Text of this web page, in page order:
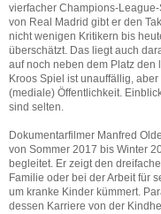
vierfacher Champions-League-
von Real Madrid gibt er den
nicht wenigen Kritikern bis
überschätzt. Das liegt auch
auf noch neben dem Platz den
Kroos Spiel ist unauffällig,
(mediale) Öffentlichkeit.
sind selten.
Dokumentarfilmer Manfred
von Sommer 2017 bis Winter
begleitet. Er zeigt den
Familie oder bei der Arbeit für
um kranke Kinder kümmert.
dessen Karriere von der